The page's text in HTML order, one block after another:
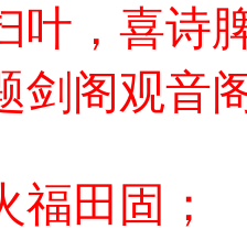
叶，喜诗
剑阁观音
福田固；